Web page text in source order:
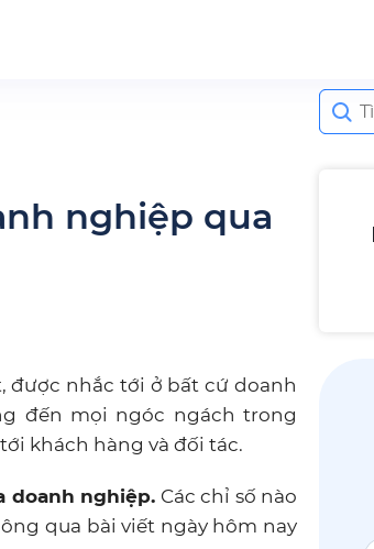
Search
for:
nghiệp qua
được nhắc tới ở bất cứ doanh
đến mọi ngóc ngách trong
khách hàng và đối tác.
doanh nghiệp. Các chỉ số nào
qua bài viết ngày hôm nay